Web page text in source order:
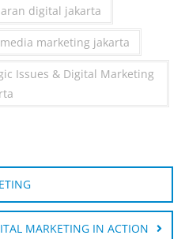
digital jakarta
marketing jakarta
Issues & Digital Marketing
MARKETING IN ACTION